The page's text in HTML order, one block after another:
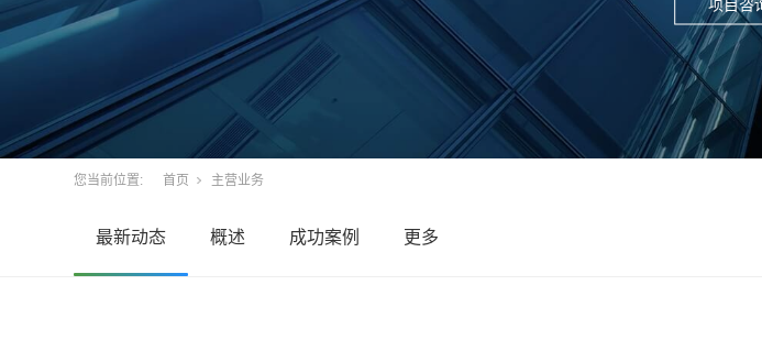
您当前位置: 首页 主营业务
最新动态 概述 成功案例 更多